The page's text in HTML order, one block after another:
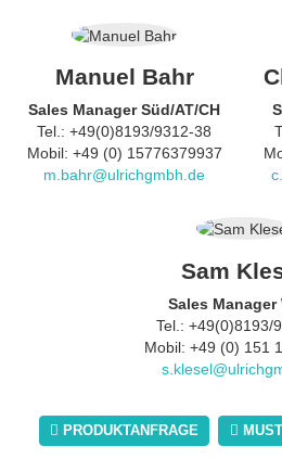
Manuel Bahr
Sales Manager Süd/AT/CH
Tel.: +49(0)8193/9312-38
Mobil: +49 (0) 15776379937
m.bahr@ulrichgmbh.de
Sam
Sales Manager
Tel.: +49(0)8193/
Mobil: +49 (0) 151
PRODUKTANFRAGE